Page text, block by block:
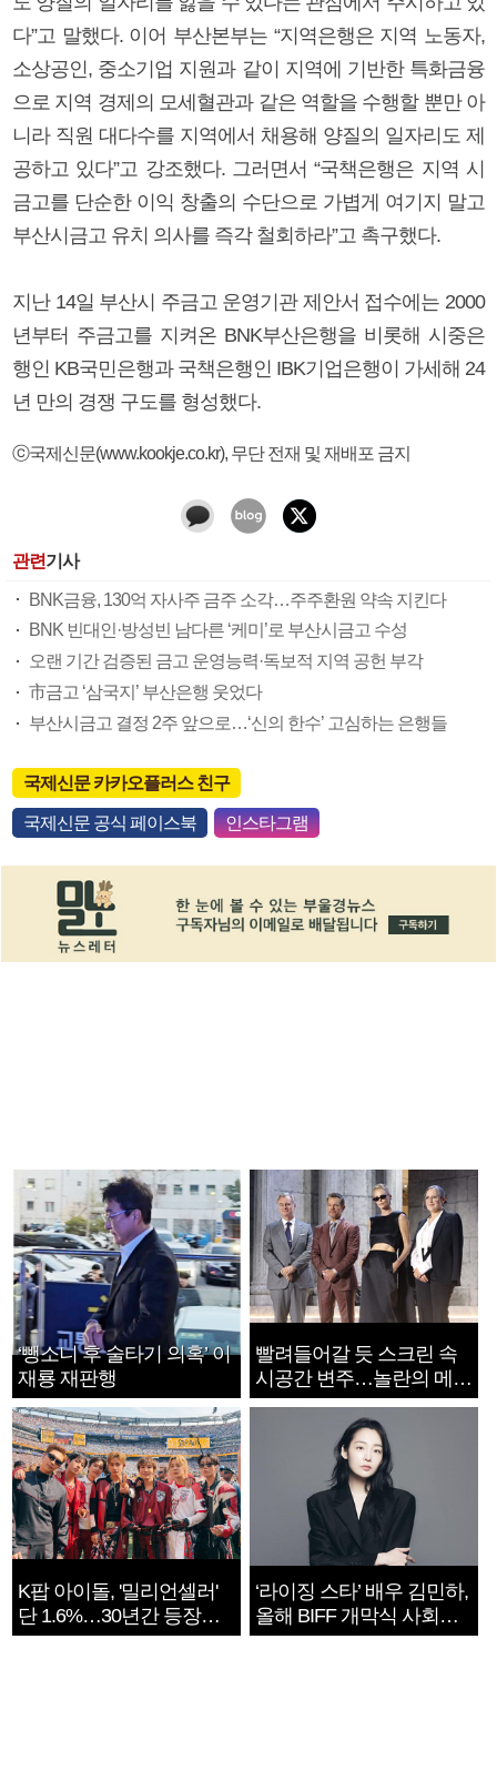
다”고 말했다. 이어 부산본부는 “지역은행은 지역 노동자,
소상공인, 중소기업 지원과 같이 지역에 기반한 특화금융
으로 지역 경제의 모세혈관과 같은 역할을 수행할 뿐만 아
니라 직원 대다수를 지역에서 채용해 양질의 일자리도 제
공하고 있다”고 강조했다. 그러면서 “국책은행은 지역 시
금고를 단순한 이익 창출의 수단으로 가볍게 여기지 말고
부산시금고 유치 의사를 즉각 철회하라”고 촉구했다.
지난 14일 부산시 주금고 운영기관 제안서 접수에는 2000
년부터 주금고를 지켜온 BNK부산은행을 비롯해 시중은
행인 KB국민은행과 국책은행인 IBK기업은행이 가세해 24
년 만의 경쟁 구도를 형성했다.
ⓒ국제신문(www.kookje.co.kr), 무단 전재 및 재배포 금지
관련기사
BNK금융, 130억 자사주 금주 소각…주주환원 약속 지킨다
BNK 빈대인·방성빈 남다른 ‘케미’로 부산시금고 수성
오랜 기간 검증된 금고 운영능력·독보적 지역 공헌 부각
市금고 ‘삼국지’ 부산은행 웃었다
부산시금고 결정 2주 앞으로…‘신의 한수’ 고심하는 은행들
국제신문 카카오플러스 친구
국제신문 공식 페이스북 인스타그램
‘뺑소니 후 술타기 의혹’ 이
재룡 재판행
빨려들어갈 듯 스크린 속
시공간 변주…놀란의 메시
지는 ‘전쟁 속죄’
K팝 아이돌, '밀리언셀러'
단 1.6%…30년간 등장
1182개팀 전수조사
‘라이징 스타’ 배우 김민하,
올해 BIFF 개막식 사회자
확정